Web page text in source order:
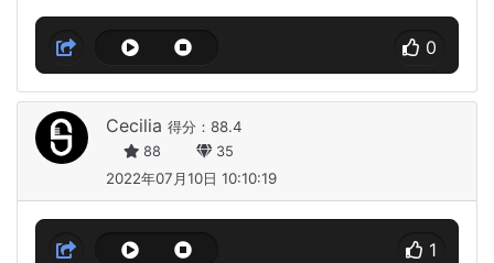
0
Cecilia 得分：88.4
88 35
2022年07月10日 10:10:19
1